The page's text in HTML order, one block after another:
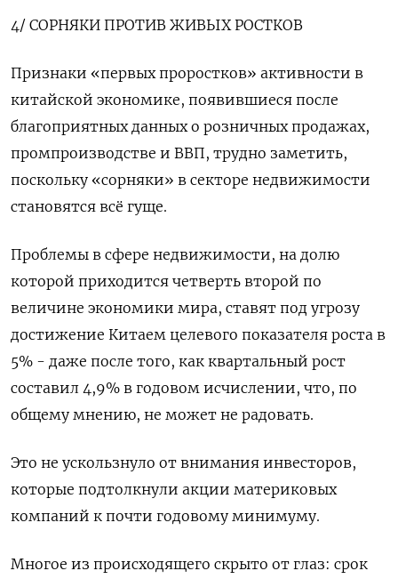
4/ СОРНЯКИ ПРОТИВ ЖИВЫХ РОСТКОВ
Признаки «первых проростков» активности в
китайской экономике, появившиеся после
благоприятных данных о розничных продажах,
промпроизводстве и ВВП, трудно заметить,
поскольку «сорняки» в секторе недвижимости
становятся всё гуще.
Проблемы в сфере недвижимости, на долю
которой приходится четверть второй по
величине экономики мира, ставят под угрозу
достижение Китаем целевого показателя роста в
5% - даже после того, как квартальный рост
составил 4,9% в годовом исчислении, что, по
общему мнению, не может не радовать.
Это не ускользнуло от внимания инвесторов,
которые подтолкнули акции материковых
компаний к почти годовому минимуму.
Многое из происходящего скрыто от глаз: срок